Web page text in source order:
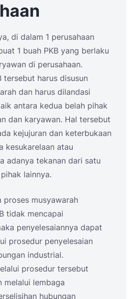
di dalam 1 perusahaan
1 buah PKB yang berlaku
di perusahaan.
tersebut harus disusun
dan harus dilandasi
antara kedua belah pihak
dan karyawan. Hal tersebut
kejujuran dan keterbukaan
kesukarelaan atau
adanya tekanan dari satu
lainnya.
proses musyawarah
tidak mencapai
penyelesaiannya dapat
prosedur penyelesaian
industrial.
prosedur tersebut
melalui lembaga
hubungan